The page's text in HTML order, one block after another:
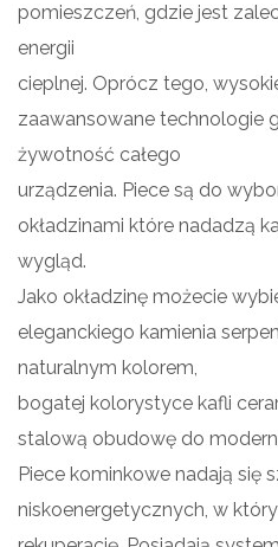
pomieszczeń, gdzie jest
energii
cieplnej. Oprócz tego,
zaawansowane technologie
żywotność całego
urządzenia. Piece są do
okładzinami które nadadzą
wygląd.
Jako okładzinę możecie
eleganckiego kamienia
naturalnym kolorem,
bogatej kolorystyce kafli
stalową obudowę do
Piece kominkowe nadają się
niskoenergetycznych, w